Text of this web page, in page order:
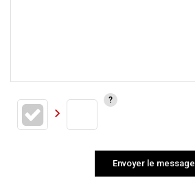
Envoyer le message